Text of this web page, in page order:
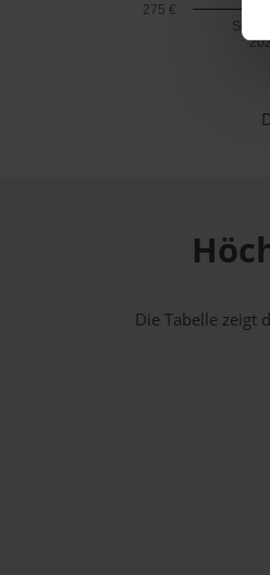
275 €
Die Tabelle zeigt